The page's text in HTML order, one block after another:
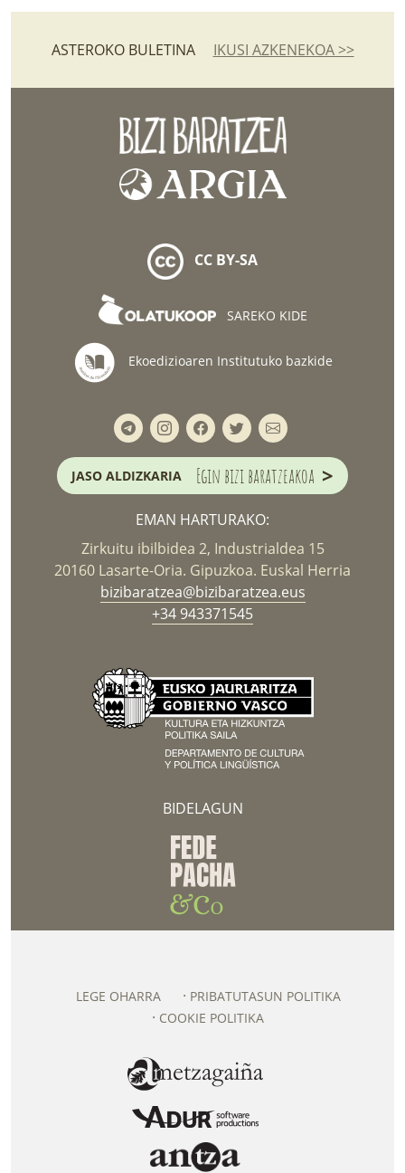
ASTEROKO BULETINA IKUSI AZKENEKOA >>
CC BY-SA
SAREKO KIDE
Ekoedizioaren Institutuko bazkide
JASO ALDIZKARIA Egin bizi baratzeakoa >
EMAN HARTURAKO:
Zirkuitu ibilbidea 2, Industrialdea 15
20160 Lasarte-Oria. Gipuzkoa. Euskal Herria
bizibaratzea@bizibaratzea.eus
+34 943371545
BIDELAGUN
LEGE OHARRA
PRIBATUTASUN POLITIKA
COOKIE POLITIKA